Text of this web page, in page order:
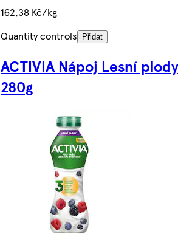
162,38 Kč/kg
Quantity controls
Přidat
ACTIVIA Nápoj Lesní plody
280g